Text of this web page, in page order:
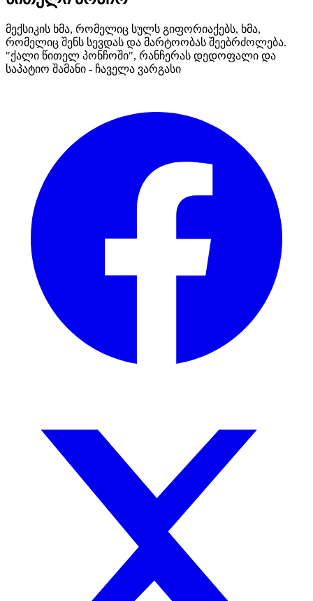
მექსიკის ხმა, რომელიც სულს გიფორიაქებს, ხმა,
რომელიც შენს სევდას და მარტოობას შეებრძოლება.
"ქალი წითელ პონჩოში", რანჩერას დედოფალი და
საპატიო შამანი - ჩაველა ვარგასი